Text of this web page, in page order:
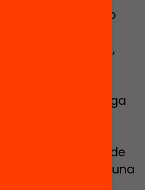
d’alumnes amb
per raó de
de salut mental,
del sistema no
palès amb
s’atorga o denega
alumnat.
grapat d’àmbits
estan pendents de
mitjançant una